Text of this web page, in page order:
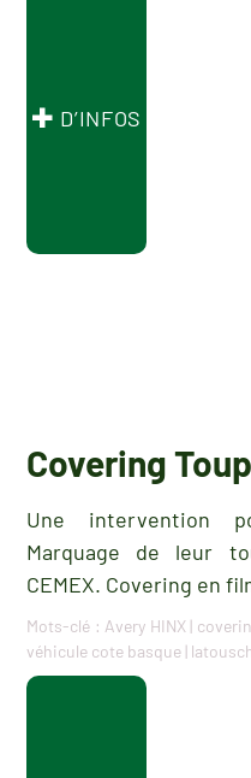
D’INFOS
Covering
Une intervention
Marquage de leur
CEMEX. Covering en
Mots-clé : Avery HINX|
véhicule cote basque